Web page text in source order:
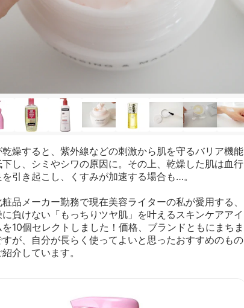
乾燥すると、紫外線などの刺激から肌を守るバリア機能
下し、シミやシワの原因に。その上、乾燥した肌は血行
引き起こし、くすみが加速する場合も…。
粧品メーカー勤務で現在美容ライターの私が愛用する、
負けない「もっちりツヤ肌」を叶えるスキンケアアイ
を10個セレクトしました！価格、ブランドともにまちま
すが、自分が長らく使ってよいと思ったおすすめのもの
介しています。